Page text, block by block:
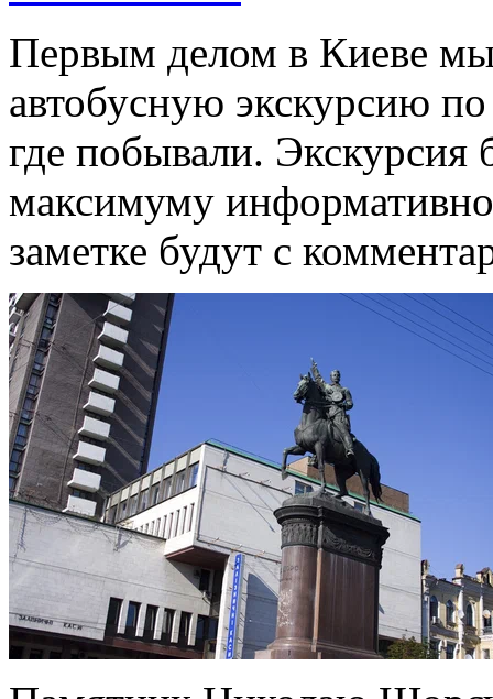
Первым делом в Киеве
автобусную экскурсию
где побывали.
максимуму
заметке будут с